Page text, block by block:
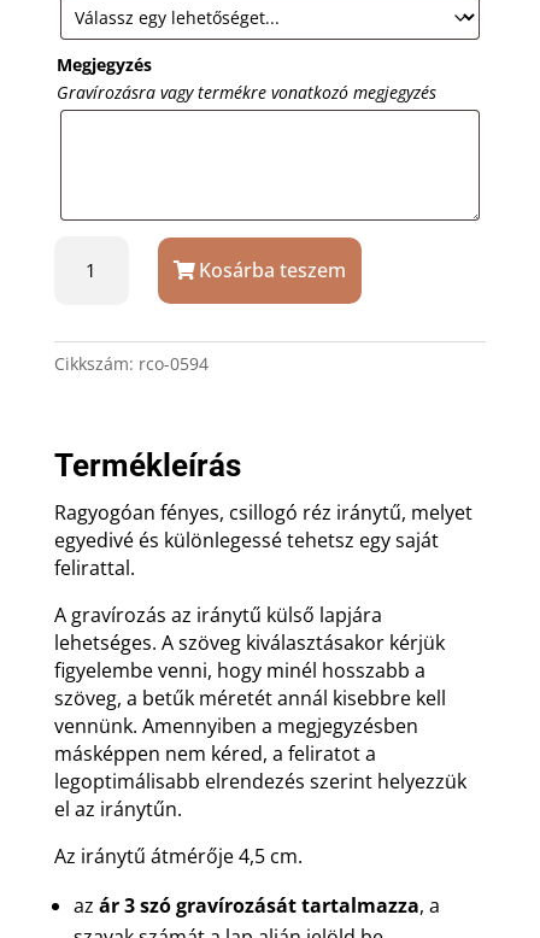
Megjegyzés
Gravírozásra vagy termékre vonatkozó megjegyzés
fedeles
mm
Kosárba teszem
Cikkszám: rco-0594
Termékleírás
Ragyogóan fényes, csillogó réz iránytű, melyet
egyedivé és különlegessé tehetsz egy saját
felirattal.
A gravírozás az iránytű külső lapjára
lehetséges. A szöveg kiválasztásakor kérjük
figyelembe venni, hogy minél hosszabb a
szöveg, a betűk méretét annál kisebbre kell
vennünk. Amennyiben a megjegyzésben
másképpen nem kéred, a feliratot a
legoptimálisabb elrendezés szerint helyezzük
el az iránytűn.
Az iránytű átmérője 4,5 cm.
az ár 3 szó gravírozását tartalmazza, a